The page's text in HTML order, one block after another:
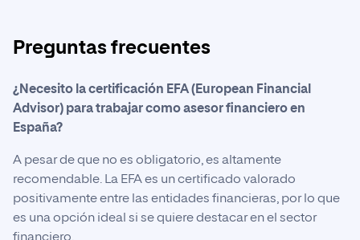
Preguntas frecuentes
¿Necesito la certificación EFA (European Financial
Advisor) para trabajar como asesor financiero en
España?
A pesar de que no es obligatorio, es altamente
recomendable. La EFA es un certificado valorado
positivamente entre las entidades financieras, por lo que
es una opción ideal si se quiere destacar en el sector